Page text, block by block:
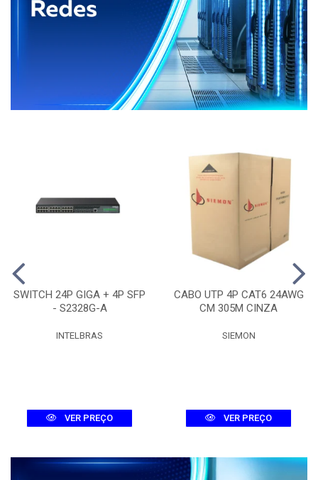
SWITCH 24P GIGA + 4P SFP
- S2328G-A
INTELBRAS
VER PREÇO
CABO UTP 4P CAT6 24AWG
CM 305M CINZA
SIEMON
VER PREÇO